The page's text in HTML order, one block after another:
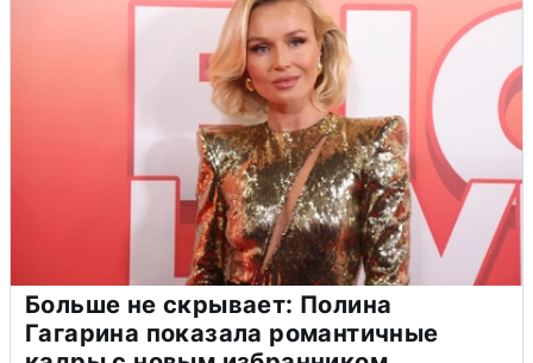
Больше не скрывает: Полина
Гагарина показала романтичные